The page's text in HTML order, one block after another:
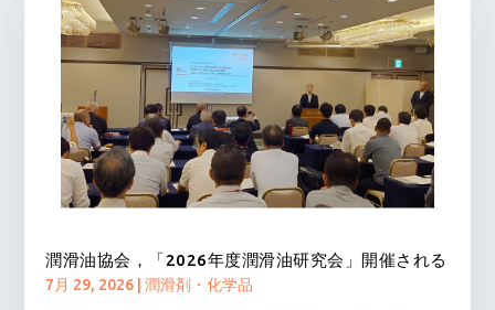
潤滑油協会，「2026年度潤滑油研究会」開催される
7月 29, 2026 |潤滑剤・化学品